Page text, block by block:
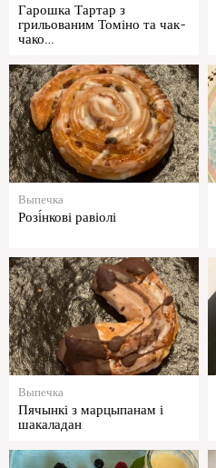
Гарошка Тартар з
грильованим Томіно та чак-
чако…
Выпечка
Розі́нкові равіолі
Выпечка
Пячынкі з марцыпанам і
шакаладан